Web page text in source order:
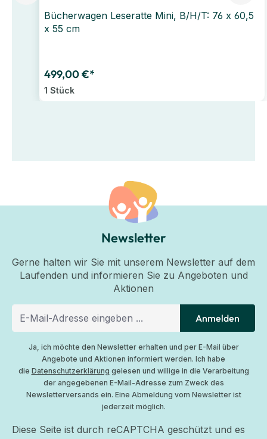
Bücherwagen Leseratte Mini, B/H/T: 76 x 60,5
x 55 cm
499,00 €*
1 Stück
Newsletter
Gerne halten wir Sie mit unserem Newsletter auf dem
Laufenden und informieren Sie zu Angeboten und
Aktionen
Anmelden
Ja, ich möchte den Newsletter erhalten und per E-Mail über
Angebote und Aktionen informiert werden. Ich habe
die Datenschutzerklärung gelesen und willige in die Verarbeitung
der angegebenen E-Mail-Adresse zum Zweck des
Newsletterversands ein. Eine Abmeldung vom Newsletter ist
jederzeit möglich.
Diese Seite ist durch reCAPTCHA geschützt und es